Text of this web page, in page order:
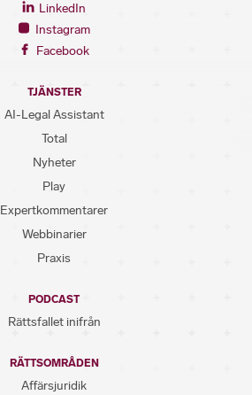
LinkedIn
Instagram
Facebook
TJÄNSTER
AI-Legal Assistant
Total
Nyheter
Play
Expertkommentarer
Webbinarier
Praxis
PODCAST
Rättsfallet inifrån
RÄTTSOMRÅDEN
Affärsjuridik